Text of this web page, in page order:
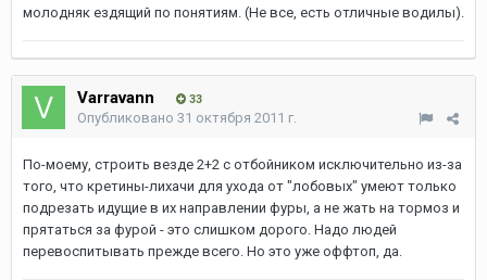
молодняк ездящий по понятиям. (Не все, есть отличные водилы).
Varravann 33
Опубликовано 31 октября 2011 г.
По-моему, строить везде 2+2 с отбойником исключительно из-за
того, что кретины-лихачи для ухода от "лобовых" умеют только
подрезать идущие в их направлении фуры, а не жать на тормоз и
прятаться за фурой - это слишком дорого. Надо людей
перевоспитывать прежде всего. Но это уже оффтоп, да.